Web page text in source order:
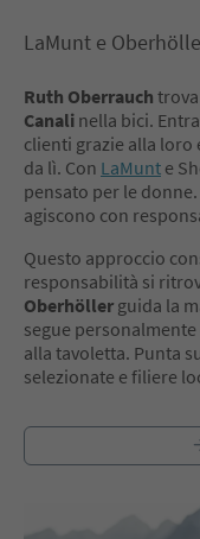
LaMunt e
Ruth Oberrauch
Canali nella bici.
clienti grazie alla
da lì. Con LaMunt e
pensato per le
agiscono con
Questo approccio
responsabilità si
Oberhöller guida la
segue
alla tavoletta. Punta
selezionate e filiere